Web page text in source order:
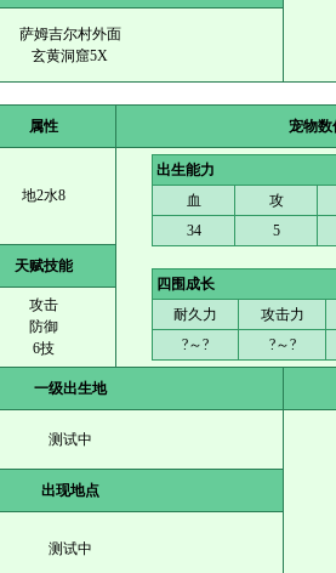
萨姆吉尔村外面
玄黄洞窟5X
属性 宠物数
地2水8
出生能力
血
攻
34
5
四围成长
耐久力
攻击力
?～?
?～?
天赋技能
攻击
防御
6技
一级出生地
测试中
出现地点
测试中